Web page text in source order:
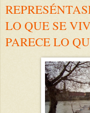
LO QUE SE
PARECE LO